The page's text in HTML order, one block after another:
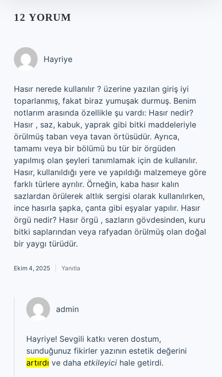
12 YORUM
Hayriye
Hasır nerede kullanılır ? üzerine yazılan giriş iyi
toparlanmış, fakat biraz yumuşak durmuş. Benim
notlarım arasında özellikle şu vardı: Hasır nedir?
Hasır , saz, kabuk, yaprak gibi bitki maddeleriyle
örülmüş taban veya tavan örtüsüdür. Ayrıca,
tamamı veya bir bölümü bu tür bir örgüden
yapılmış olan şeyleri tanımlamak için de kullanılır.
Hasır, kullanıldığı yere ve yapıldığı malzemeye göre
farklı türlere ayrılır. Örneğin, kaba hasır kalın
sazlardan örülerek altlık sergisi olarak kullanılırken,
ince hasırla şapka, çanta gibi eşyalar yapılır. Hasır
örgü nedir? Hasır örgü , sazların gövdesinden, kuru
bitki saplarından veya rafyadan örülmüş olan doğal
bir yaygı türüdür.
Ekim 4, 2025 Yanıtla
admin
Hayriye! Sevgili katkı veren dostum,
sunduğunuz fikirler yazının estetik değerini
artırdı ve daha etkileyici hale getirdi.